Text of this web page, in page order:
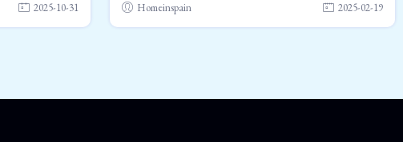
2025-10-31 Homeinspain 2025-02-19